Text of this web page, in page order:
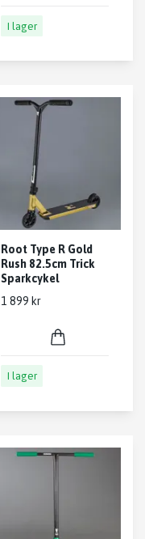
I lager
Root Type R Gold
Rush 82.5cm Trick
Sparkcykel
1 899 kr
I lager